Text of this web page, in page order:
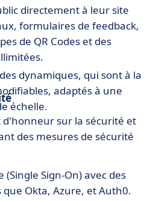
directement à leur site
formulaires de feedback,
de QR Codes et des
dynamiques, qui sont à la
adaptés à une
échelle.
sur la sécurité et
des mesures de sécurité
Sign-On) avec des
Okta, Azure, et Auth0.